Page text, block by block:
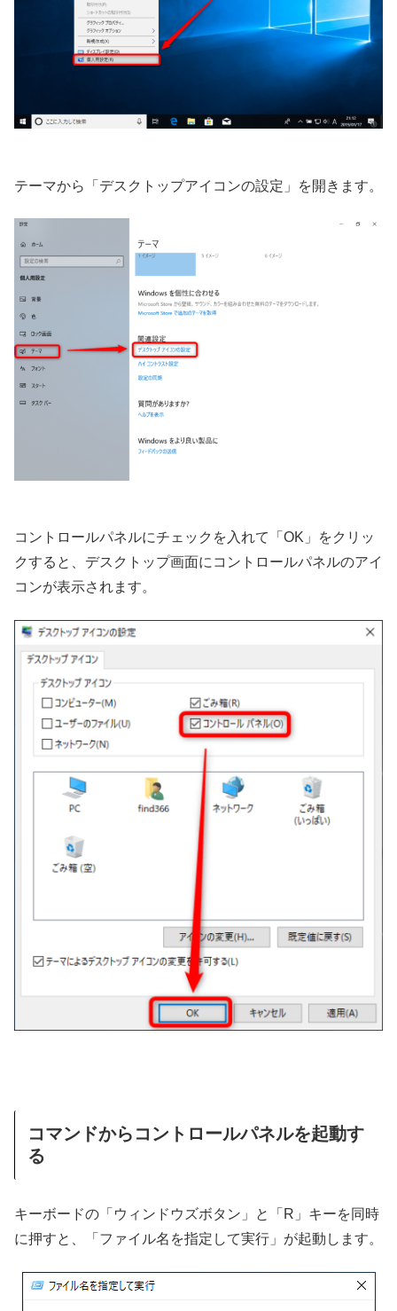
テーマから「デスクトップアイコンの設定」を開きます。
コントロールパネルにチェックを入れて「OK」をクリッ
クすると、デスクトップ画面にコントロールパネルのアイ
コンが表示されます。
コマンドからコントロールパネルを起動す
る
キーボードの「ウィンドウズボタン」と「R」キーを同時
に押すと、「ファイル名を指定して実行」が起動します。